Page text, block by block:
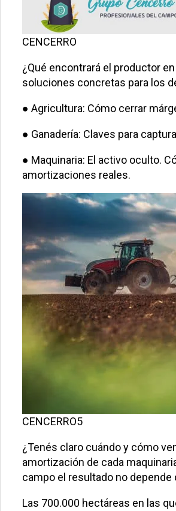
CENCERRO
¿Qué encontrará el productor
soluciones concretas para los
● Agricultura: Cómo cerrar
● Ganadería: Claves para
● Maquinaria: El activo oculto.
amortizaciones reales.
CENCERRO5
¿Tenés claro cuándo y cómo
amortización de cada
campo el resultado no
Las 700.000 hectáreas en las